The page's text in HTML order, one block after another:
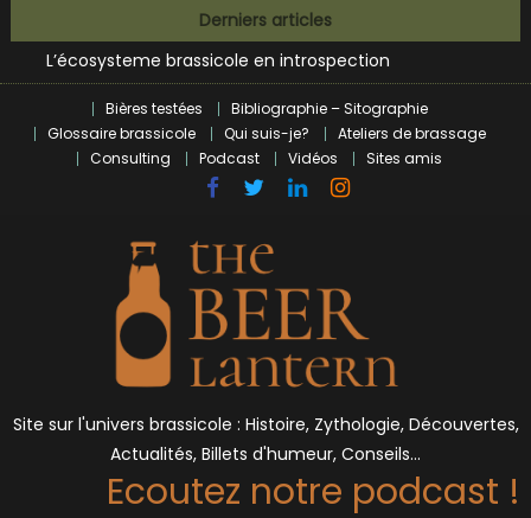
to
content
Derniers articles
L’écosysteme brassicole en introspection
Zoumaï : pionnier de la révolution craft à Marseille
L’intelligence artificielle dans le milieu brassicole
BrewDog racheté par Tilray pour une bouchée de pain ?
Bières et célébrités
Bières testées
Bibliographie – Sitographie
Glossaire brassicole
Qui suis-je?
Ateliers de brassage
Consulting
Podcast Vidéos Sites amis
Site sur l'univers brassicole : Histoire, Zythologie, Découvertes,
Actualités, Billets d'humeur, Conseils…
Ecoutez notre podcast !